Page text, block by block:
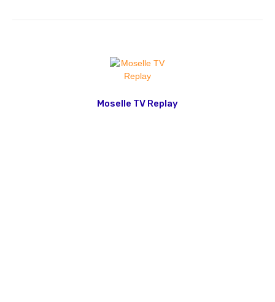
Moselle TV Replay